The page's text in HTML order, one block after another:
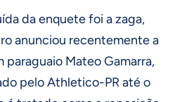
da enquete foi a zaga,
anunciou recentemente a
Mateo Gamarra,
pelo Athletico-PR até o